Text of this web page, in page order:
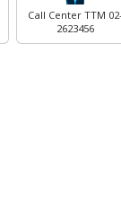
Call Center TTM 02-
2623456